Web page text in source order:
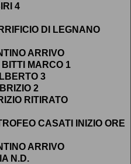
4
DI LEGNANO
ARRIVO
MARCO 1
3
2
RITIRATO
CASATI INIZIO ORE
ARRIVO
N.D.